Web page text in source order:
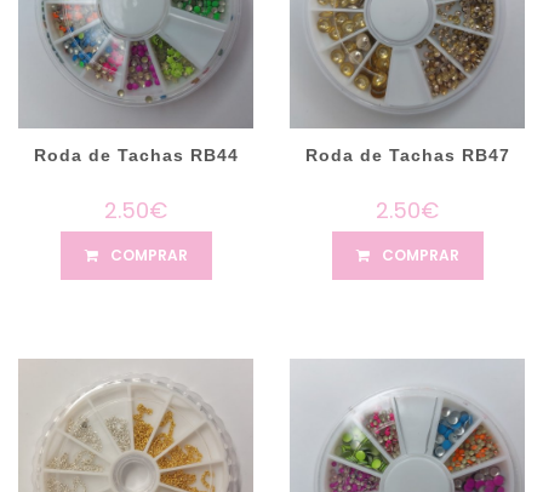
Roda de Tachas RB44
2.50€
COMPRAR
Roda de Tachas RB47
2.50€
COMPRAR